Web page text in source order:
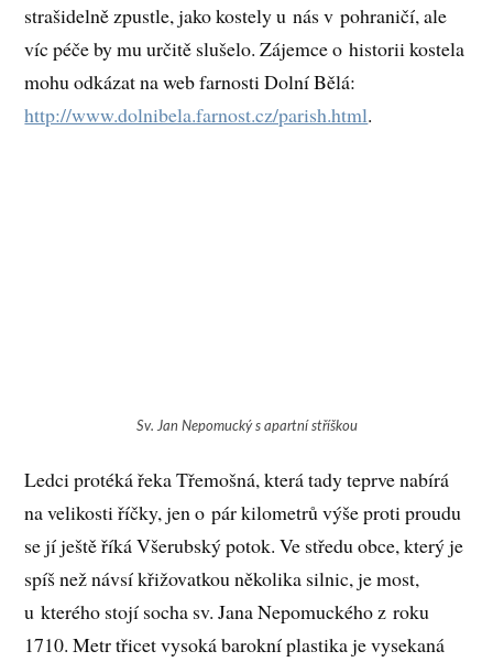
strašidelně zpustle, jako kostely u nás v pohraničí, ale
víc péče by mu určitě slušelo. Zájemce o historii kostela
mohu odkázat na web farnosti Dolní Bělá:
http://www.dolnibela.farnost.cz/parish.html.
Sv. Jan Nepomucký s apartní stříškou
Ledci protéká řeka Třemošná, která tady teprve nabírá
na velikosti říčky, jen o pár kilometrů výše proti proudu
se jí ještě říká Všerubský potok. Ve středu obce, který je
spíš než návsí křižovatkou několika silnic, je most,
u kterého stojí socha sv. Jana Nepomuckého z roku
1710. Metr třicet vysoká barokní plastika je vysekaná